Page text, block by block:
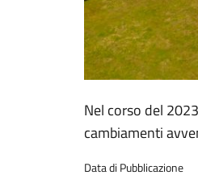
Nel corso del
cambiamenti
Data di Pubblicazione